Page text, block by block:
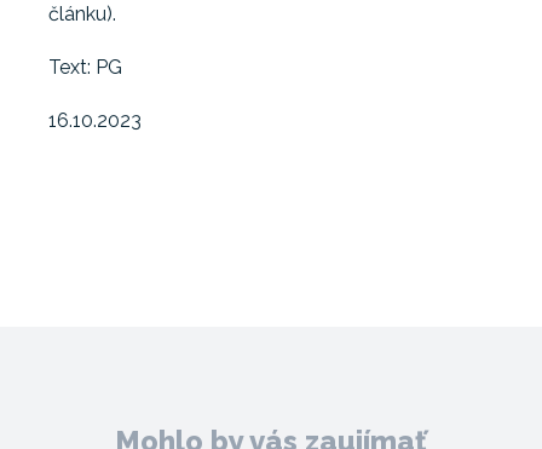
článku).
Text: PG
16.10.2023
Mohlo by vás zaujímať